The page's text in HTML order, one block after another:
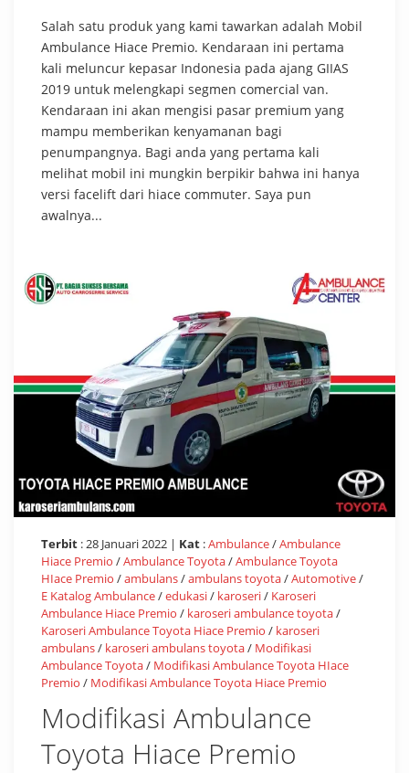
Salah satu produk yang kami tawarkan adalah Mobil
Ambulance Hiace Premio. Kendaraan ini pertama
kali meluncur kepasar Indonesia pada ajang GIIAS
2019 untuk melengkapi segmen comercial van.
Kendaraan ini akan mengisi pasar premium yang
mampu memberikan kenyamanan bagi
penumpangnya. Bagi anda yang pertama kali
melihat mobil ini mungkin berpikir bahwa ini hanya
versi facelift dari hiace commuter. Saya pun
awalnya...
Terbit : 28 Januari 2022 | Kat :Ambulance/Ambulance
Hiace Premio /Ambulance Toyota/Ambulance Toyota
HIace Premio /ambulans/ambulans toyota/Automotive/
E Katalog Ambulance/edukasi/ karoseri/ Karoseri
Ambulance Hiace Premio / karoseri ambulance toyota/
Karoseri Ambulance Toyota Hiace Premio / karoseri
ambulans/ karoseri ambulans toyota/ Modifikasi
Ambulance Toyota/ Modifikasi Ambulance Toyota HIace
Premio / Modifikasi Ambulance Toyota Hiace Premio
Modifikasi Ambulance
Toyota Hiace Premio